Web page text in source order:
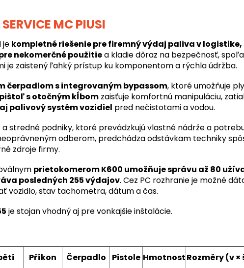
MC PIUSI
je kompletné riešenie pre firemný výdaj paliva v
nekomerčné použitiea kladie dôraz na bezpečnosť,
je zaistený ľahký prístup ku komponentom a rýchla údržba.
čerpadlom s integrovaným bypassom, ktoré umožňuje
s otočným kĺbom zaisťuje komfortnú manipuláciu,
palivový systém vozidiel pred nečistotami a vodou.
stredné podniky, ktoré prevádzkujú vlastné nádrže a
odberom, predchádza odstávkam techniky
zdroje firmy.
prietokomerom K600 umožňuje správu až 80
posledných 255 výdajov. Cez PC rozhranie je možné
vozidlo, stav tachometra, dátum a čas.
je stojan vhodný aj pre vonkajšie inštalácie.
Příkon Čerpadlo Pistole HmotnostRozměry (v ×